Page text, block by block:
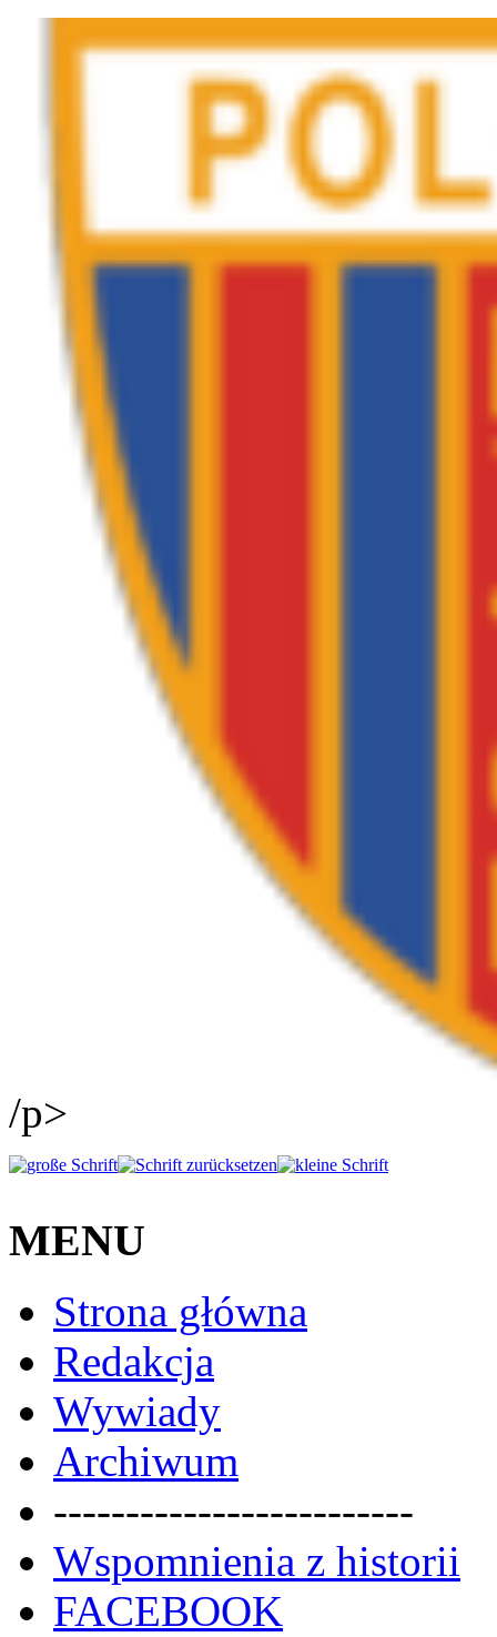
/p>
MENU
Strona główna
Redakcja
Wywiady
Archiwum
-------------------------
Wspomnienia z historii
FACEBOOK